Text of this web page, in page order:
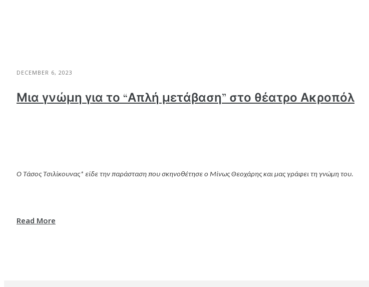
DECEMBER 6, 2023
Μια γνώμη για το “Απλή μετάβαση” στο θέατρο Ακροπόλ
Ο Τάσος Τσιλίκουνας* είδε την παράσταση που σκηνοθέτησε ο Μίνως Θεοχάρης και μας γράφει τη γνώμη του.
Read More